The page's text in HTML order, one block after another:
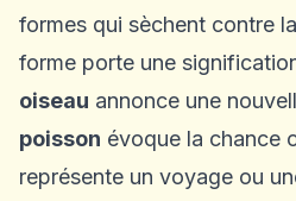
formes qui sèchent contre
forme porte une
oiseau annonce une
poisson évoque la chance
représente un voyage ou